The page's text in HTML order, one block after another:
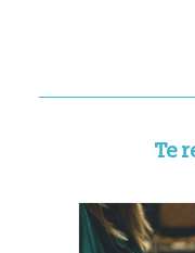
Te